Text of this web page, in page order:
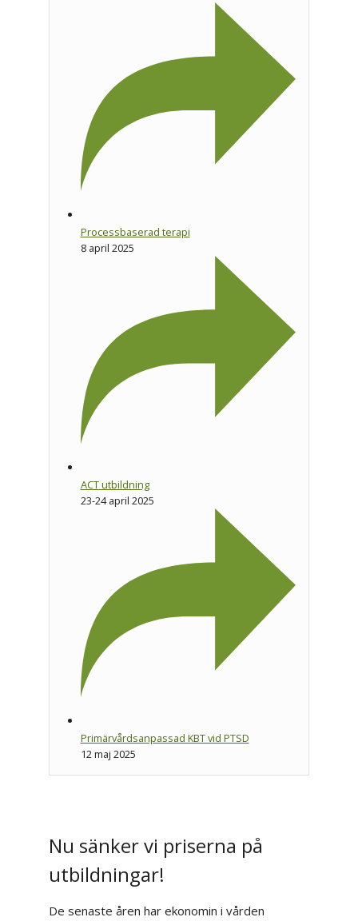
Processbaserad terapi
8 april 2025
ACT utbildning
23-24 april 2025
Primärvårdsanpassad KBT vid PTSD
12 maj 2025
Nu sänker vi priserna på
utbildningar!
De senaste åren har ekonomin i vården